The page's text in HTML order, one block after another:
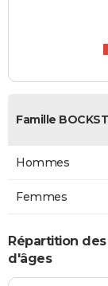
Famille
Hommes
Femmes
Répartition
d'âges